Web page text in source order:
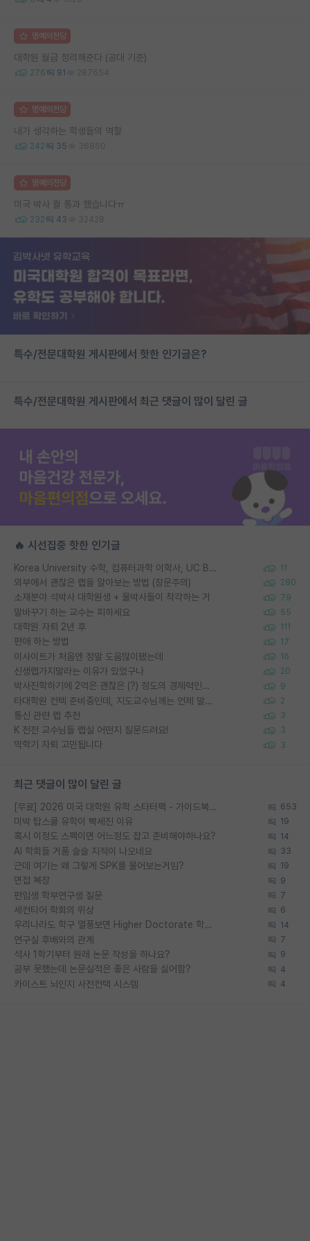
명예의전당
대학원 월급 정리해준다 (공대 기준)
276 91 287654
명예의전당
내가 생각하는 학생들의 역할
242 35 36860
명예의전당
미국 박사 퀄 통과 했습니다ㅠ
232 43 32428
특수/전문대학원 게시판에서 핫한 인기글은?
특수/전문대학원 게시판에서 최근 댓글이 많이 달린 글
🔥 시선집중 핫한 인기글
Korea University 수학, 컴퓨터과학 이학사, UC Berkeley 산업공학 대학원 공학박사가 되는 것은 쉽지 않겠죠? 11
외부에서 괜찮은 랩을 알아보는 방법 (장문주의) 280
소재분야 석박사 대학원생 + 물박사들이 착각하는 거 79
말바꾸기 하는 교수는 피하세요 55
대학원 자퇴 2년 후 111
편애 하는 방법 17
이사이트가 처음엔 정말 도움많이됐는데 16
신생랩가지말라는 이유가 있었구나 20
박사진학하기에 2억은 괜찮은 (?) 정도의 경제력인가요 9
타대학원 컨텍 준비중인데, 지도교수님께는 언제 말씀드려야 할까요? 2
통신 관련 랩 추천 3
K 전전 교수님들 랩실 어떤지 질문드려요! 3
막학기 자퇴 고민됩니다 3
최근 댓글이 많이 달린 글
[무료] 2026 미국 대학원 유학 스타터팩 - 가이드북 & 합격자 컨택메일 템플릿 653
미박 탑스쿨 유학이 빡세진 이유 19
혹시 이정도 스펙이면 어느정도 잡고 준비해야하나요? 14
AI 학회들 거품 슬슬 지적이 나오네요 33
근데 여기는 왜 그렇게 SPK를 물어보는거임? 19
면접 복장 9
편입생 학부연구생 질문 7
세컨티어 학회의 위상 6
우리나라도 학구 열풍보면 Higher Doctorate 학위가 필요하다고 봅니다. 14
연구실 후배와의 관계 7
석사 1학기부터 원래 논문 작성을 하나요? 9
공부 못했는데 논문실적은 좋은 사람을 싫어함? 4
카이스트 뇌인지 사전컨택 시스템 4